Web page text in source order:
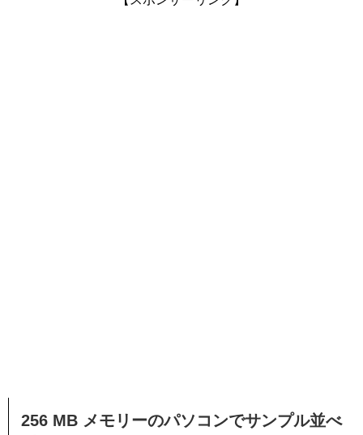
256 MB メモリーのパソコンでサンプル並べ